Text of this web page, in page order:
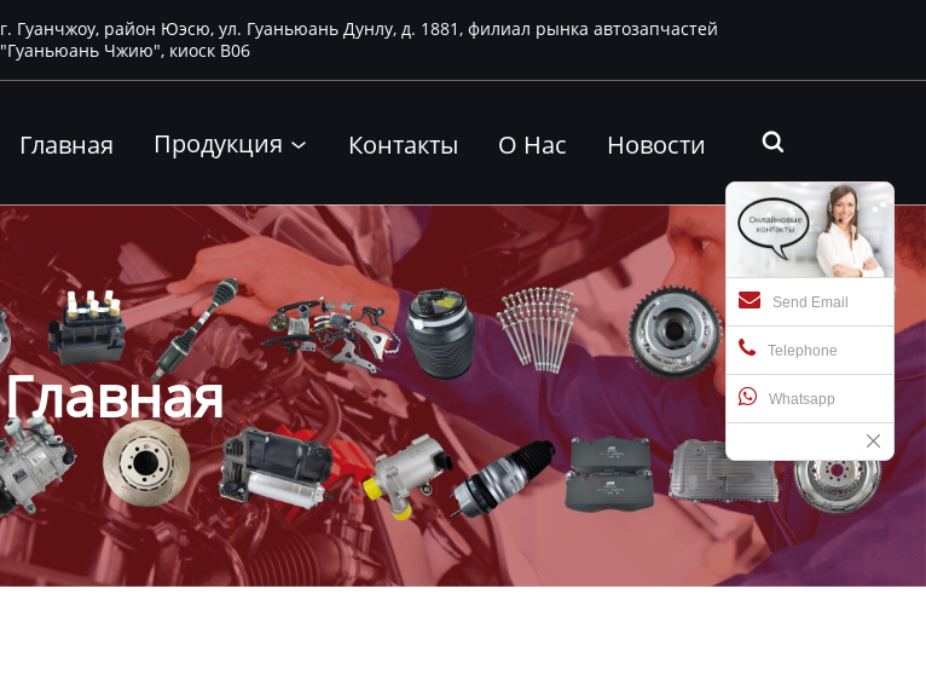
г. Гуанчжоу, район Юэсю, ул. Гуаньюань Дунлу, д. 1881, филиал рынка автозапчастей
"Гуаньюань Чжию", киоск B06
Главная Продукция  Контакты О Нас Новости 
Send Email
Telephone
Whatsapp
Главная